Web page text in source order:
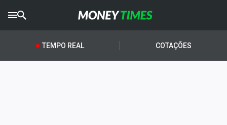
CRYPTOTIMES
AGROTIMES
TEMPO REAL COTAÇÕES